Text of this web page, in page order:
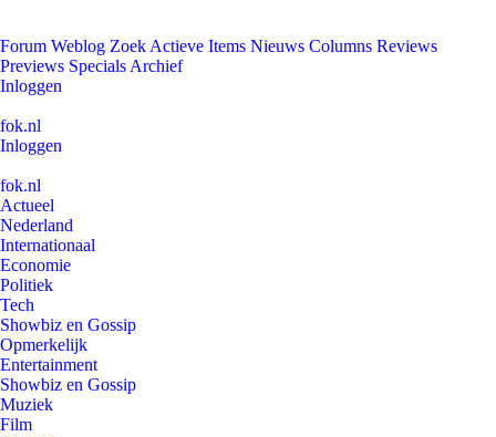
Forum Weblog Zoek Actieve Items Nieuws Columns Reviews
Previews Specials Archief
Inloggen
fok.nl
Inloggen
fok.nl
Actueel
Nederland
Internationaal
Economie
Politiek
Tech
Showbiz en Gossip
Opmerkelijk
Entertainment
Showbiz en Gossip
Muziek
Film